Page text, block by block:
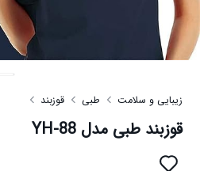
زیبایی و سلامت طبی قوزبند
قوزبند طبی مدل YH-88